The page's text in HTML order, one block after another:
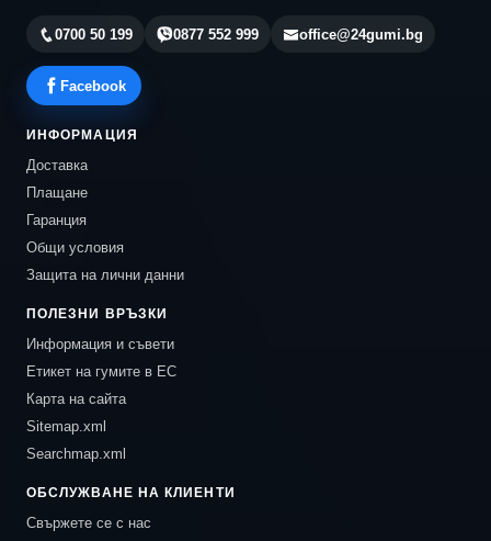
0700 50 199 0877 552 999 office@24gumi.bg
Facebook
ИНФОРМАЦИЯ
Доставка
Плащане
Гаранция
Общи условия
Защита на лични данни
ПОЛЕЗНИ ВРЪЗКИ
Информация и съвети
Етикет на гумите в ЕС
Карта на сайта
Sitemap.xml
Searchmap.xml
ОБСЛУЖВАНЕ НА КЛИЕНТИ
Свържете се с нас